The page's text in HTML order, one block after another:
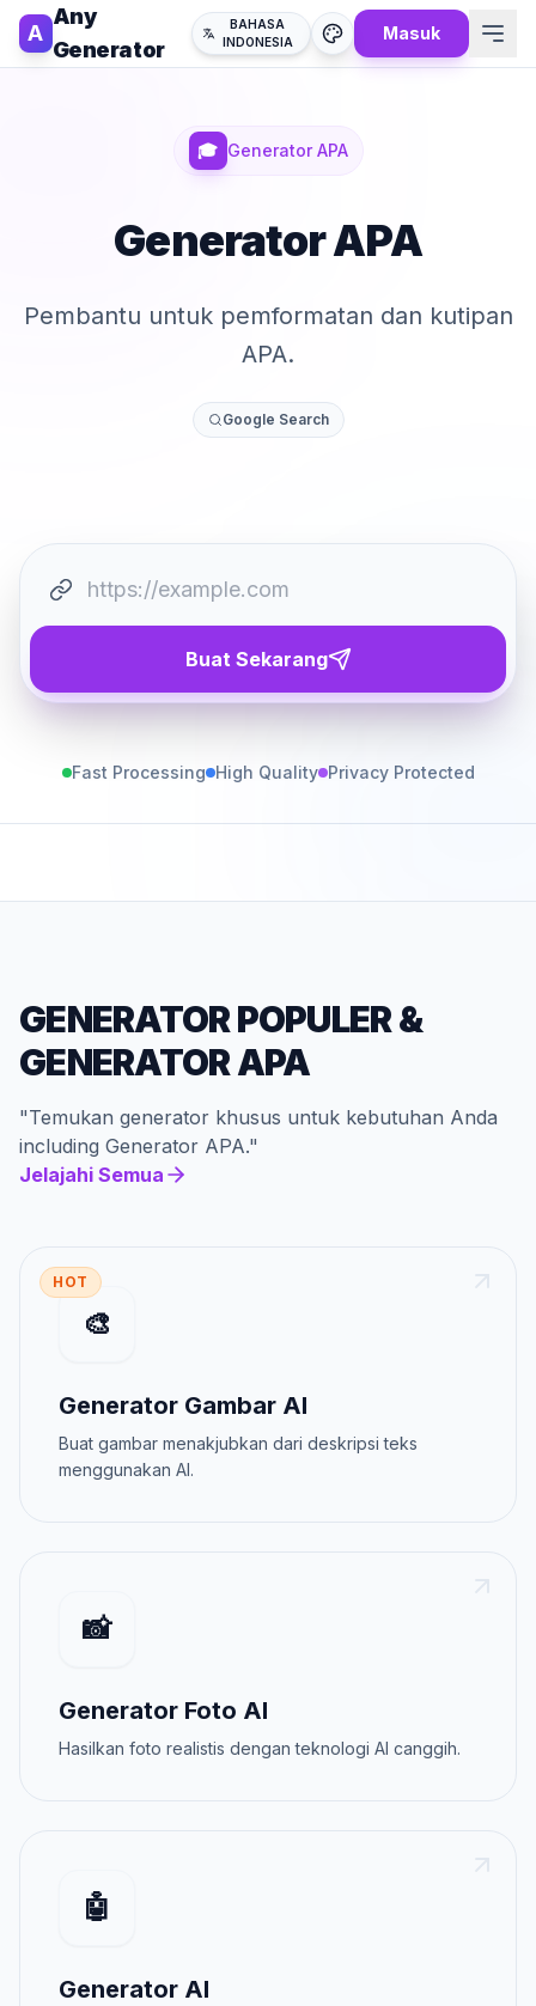
A
Any
Generator
BAHASA
INDONESIA
Masuk
🎓 Generator APA
Generator APA
Pembantu untuk pemformatan dan kutipan
APA.
Google Search
Buat Sekarang
Fast Processing High Quality Privacy Protected
GENERATOR POPULER&
GENERATOR APA
"Temukan generator khusus untuk kebutuhan Anda
including Generator APA."
Jelajahi Semua
HOT
🎨
Generator Gambar AI
Buat gambar menakjubkan dari deskripsi teks
menggunakan AI.
📸
Generator Foto AI
Hasilkan foto realistis dengan teknologi AI canggih.
🤖
Generator AI